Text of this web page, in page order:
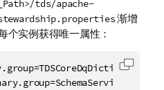
tds/apache-
渐增
个实例获得唯一属性：
复制代